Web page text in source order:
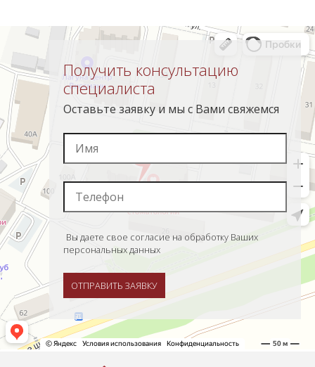
Получить консультацию
специалиста
Оставьте заявку и мы с Вами свяжемся
Вы даете свое согласие на обработку Ваших
персональных данных
ОТПРАВИТЬ ЗАЯВКУ